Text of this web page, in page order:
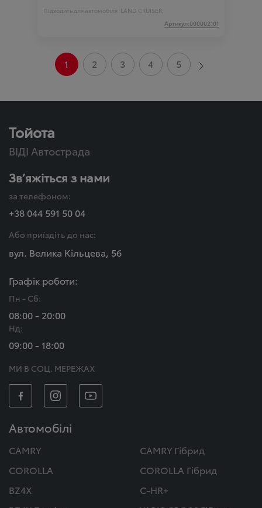
Підходить для автомобіля :LAND CRUISER;
Артикул:000002101
1 2 3 4 5
Тойота
ВІДІ Автострада
Зв’яжіться з нами
за телефоном:
+38 044 591 50 04
Або приїздіть до нас:
вул. Велика Кільцева, 56
Графік роботи:
Пн - Сб:
08:00 - 20:00
Нд:
09:00 - 18:00
МИ В СОЦ. МЕРЕЖАХ
Автомобілі
CAMRY
CAMRY Гібрид
COROLLA
COROLLA Гібрид
BZ4X
C-HR+